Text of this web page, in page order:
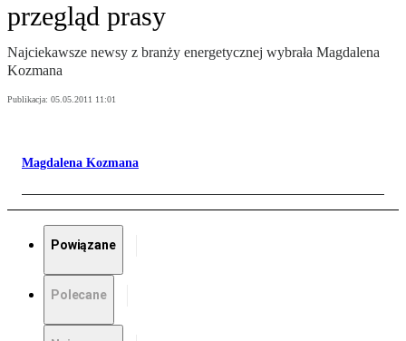
przegląd prasy
Najciekawsze newsy z branży energetycznej wybrała Magdalena
Kozmana
Publikacja: 05.05.2011 11:01
Magdalena Kozmana
Powiązane
Polecane